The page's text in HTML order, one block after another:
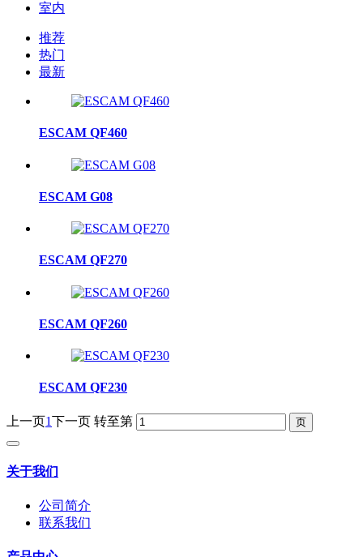
室内
推荐
热门
最新
ESCAM QF460
ESCAM G08
ESCAM QF270
ESCAM QF260
ESCAM QF230
上一页1下一页 转至第
关于我们
公司简介
联系我们